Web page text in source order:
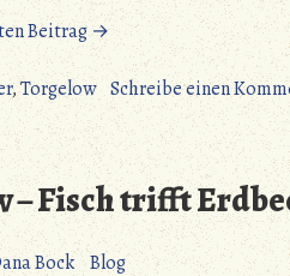
Beitrag →„Torgelow
–
Wachs
und
Haare“
,Torgelow Schreibe einen
– Fisch trifft
Bock Blog